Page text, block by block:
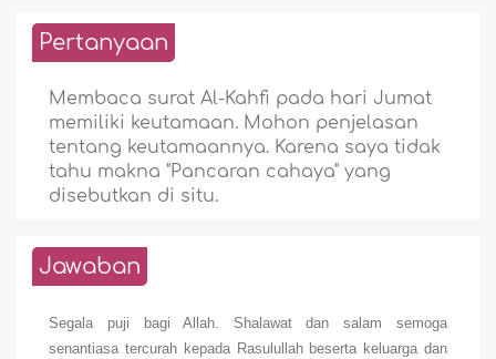
Pertanyaan
Membaca surat Al-Kahfi pada hari Jumat
memiliki keutamaan. Mohon penjelasan
tentang keutamaannya. Karena saya tidak
tahu makna "Pancaran cahaya" yang
disebutkan di situ.
Jawaban
Segala puji bagi Allah. Shalawat dan salam semoga
senantiasa tercurah kepada Rasulullah beserta keluarga dan